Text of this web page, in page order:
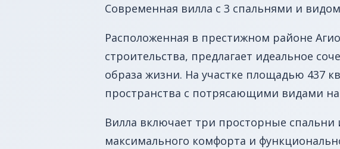
Современная вилла с 3 спальнями и
Расположенная в престижном районе
строительства, предлагает идеальное
образа жизни. На участке площадью 437
пространства с потрясающими видами
Вилла включает три просторные
максимального комфорта и